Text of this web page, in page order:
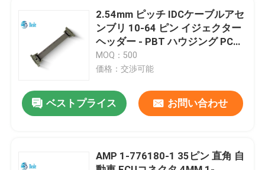
ニュース
ブログ
GX航空コネクタ
2.54mm ピッチ IDCケーブルアセ
ンブリ 10-64 ピン イジェクター
ヘッダー - PBT ハウジング PCB
コネクタ
MOQ：500
価格：交渉可能
ベストプライス お問い合わせ
AMP 1-776180-1 35ピン 直角 自